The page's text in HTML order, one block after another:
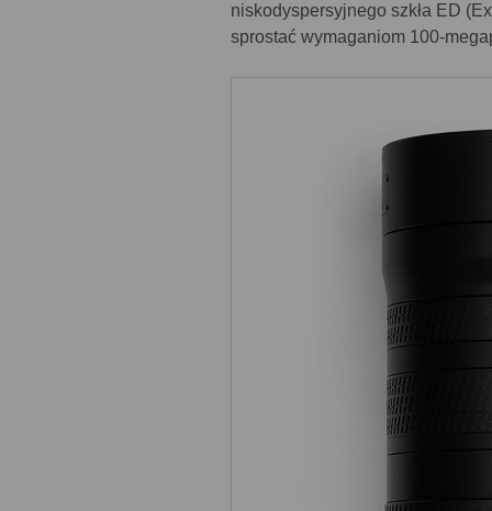
niskodyspersyjnego szkła ED
sprostać wymaganiom 100-